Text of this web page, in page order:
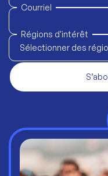
Courriel
Régions d'intérêt
Sélectionner des